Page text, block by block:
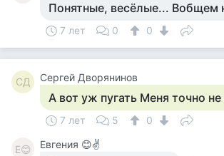
Понятные, весёлые... Вобщем
7 лет 0 0
СД Сергей Дворянинов
А вот уж пугать Меня точно не
7 лет 5 0
Е😊 Евгения 😊✌